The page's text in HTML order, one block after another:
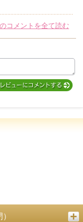
コメントを全て読む